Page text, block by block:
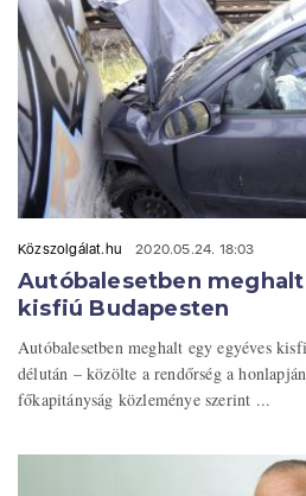
Közszolgálat.hu 2020.05.24. 18:03
Autóbalesetben
kisfiú Budapesten
Autóbalesetben meghalt egy egyéves
délután – közölte a rendőrség a
főkapitányság közleménye szerint ...